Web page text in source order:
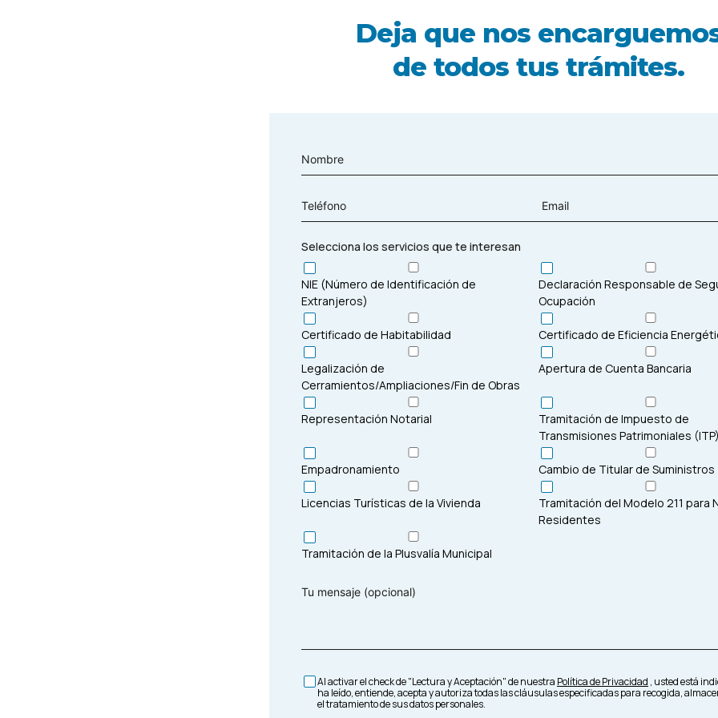
Deja que nos
de todos tus trámites.
Selecciona los servicios que te interesan
NIE (Número de Identificación de
Extranjeros)
Declaración Responsable de
Ocupación
Certificado de Habitabilidad Certificado de Eficiencia
Legalización de
Cerramientos/Ampliaciones/Fin de Obras
Apertura de Cuenta Bancaria
Representación Notarial
Tramitación de Impuesto de
Transmisiones Patrimoniales (ITP)
Empadronamiento Cambio de Titular de Suministros
Licencias Turísticas de la Vivienda
Tramitación del Modelo 211 para
Residentes
Tramitación de la Plusvalía Municipal
Al activar el check de "Lectura y Aceptación" de nuestra Política de Privacidad , usted está
ha leído, entiende, acepta y autoriza todas las cláusulas especificadas para recogida,
el tratamiento de sus datos personales.